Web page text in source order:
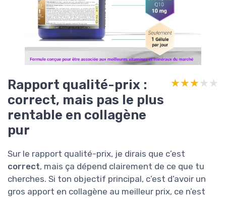
Rapport qualité-prix :
correct, mais pas le plus
rentable en collagène
pur
★★★★★
★★★★★
Sur le rapport qualité-prix, je dirais que c’est
correct, mais ça dépend clairement de ce que tu
cherches. Si ton objectif principal, c’est d’avoir un
gros apport en collagène au meilleur prix, ce n’est